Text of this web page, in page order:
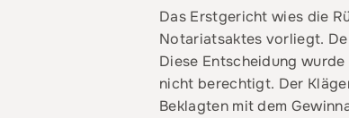
Das Erstgericht wies die
Notariatsaktes vorliegt.
Diese Entscheidung
nicht berechtigt. Der
Beklagten mit dem